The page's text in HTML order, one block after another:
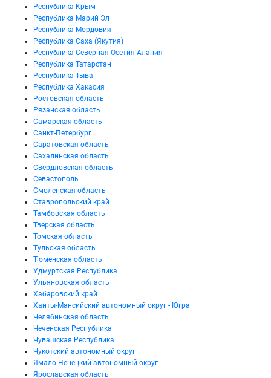
Республика Крым
Республика Марий Эл
Республика Мордовия
Республика Саха (Якутия)
Республика Северная Осетия-Алания
Республика Татарстан
Республика Тыва
Республика Хакасия
Ростовская область
Рязанская область
Самарская область
Санкт-Петербург
Саратовская область
Сахалинская область
Свердловская область
Севастополь
Смоленская область
Ставропольский край
Тамбовская область
Тверская область
Томская область
Тульская область
Тюменская область
Удмуртская Республика
Ульяновская область
Хабаровский край
Ханты-Мансийский автономный округ - Югра
Челябинская область
Чеченская Республика
Чувашская Республика
Чукотский автономный округ
Ямало-Ненецкий автономный округ
Ярославская область